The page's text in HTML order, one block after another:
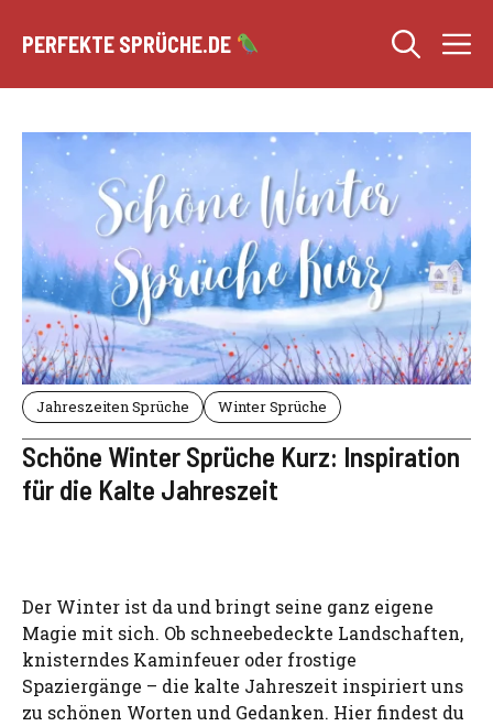
Inhalt
PERFEKTE SPRÜCHE.DE
Jahreszeiten Sprüche Winter Sprüche
Schöne Winter Sprüche Kurz: Inspiration
für die Kalte Jahreszeit
Der Winter ist da und bringt seine ganz eigene
Magie mit sich. Ob schneebedeckte Landschaften,
knisterndes Kaminfeuer oder frostige
Spaziergänge – die kalte Jahreszeit inspiriert uns
zu schönen Worten und Gedanken. Hier findest du